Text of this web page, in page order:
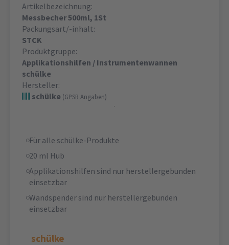
Artikelbezeichnung:
Messbecher 500ml, 1St
Packungsart/-inhalt:
STCK
Produktgruppe:
Applikationshilfen / Instrumentenwannen
schülke
Hersteller:
schülke (GPSR Angaben)
Für alle schülke-Produkte
20 ml Hub
Applikationshilfen sind nur herstellergebunden
einsetzbar
Wandspender sind nur herstellergebunden
einsetzbar
schülke